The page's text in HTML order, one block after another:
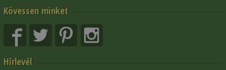
Kövessen minket
Hírlevél